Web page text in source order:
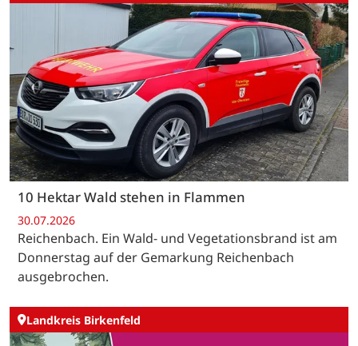
10 Hektar Wald stehen in Flammen
30.07.2026
Reichenbach. Ein Wald- und Vegetationsbrand ist am
Donnerstag auf der Gemarkung Reichenbach
ausgebrochen.
Landkreis Birkenfeld